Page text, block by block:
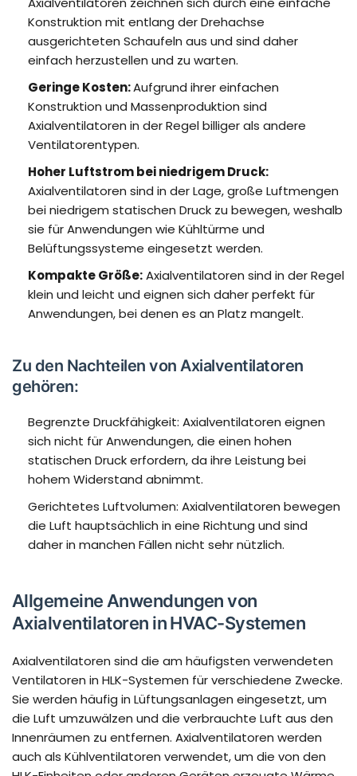
Konstruktion mit entlang der Drehachse
ausgerichteten Schaufeln aus und sind daher
einfach herzustellen und zu warten.
Geringe Kosten:Aufgrund ihrer einfachen
Konstruktion und Massenproduktion sind
Axialventilatoren in der Regel billiger als andere
Ventilatorentypen.
Hoher Luftstrom bei niedrigem Druck:
Axialventilatoren sind in der Lage, große Luftmengen
bei niedrigem statischen Druck zu bewegen, weshalb
sie für Anwendungen wie Kühltürme und
Belüftungssysteme eingesetzt werden.
Kompakte Größe:Axialventilatoren sind in der Regel
klein und leicht und eignen sich daher perfekt für
Anwendungen, bei denen es an Platz mangelt.
Zu den Nachteilen von Axialventilatoren
gehören:
Begrenzte Druckfähigkeit: Axialventilatoren eignen
sich nicht für Anwendungen, die einen hohen
statischen Druck erfordern, da ihre Leistung bei
hohem Widerstand abnimmt.
Gerichtetes Luftvolumen: Axialventilatoren bewegen
die Luft hauptsächlich in eine Richtung und sind
daher in manchen Fällen nicht sehr nützlich.
Allgemeine Anwendungen von
Axialventilatoren in HVAC-Systemen
Axialventilatoren sind die am häufigsten verwendeten
Ventilatoren in HLK-Systemen für verschiedene Zwecke.
Sie werden häufig in Lüftungsanlagen eingesetzt, um
die Luft umzuwälzen und die verbrauchte Luft aus den
Innenräumen zu entfernen. Axialventilatoren werden
auch als Kühlventilatoren verwendet, um die von den